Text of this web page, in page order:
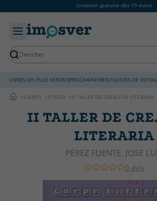
Livraison gratuite dès 19 euros
LIVRES LES PLUS VENDUSPROCHAINEMENTGUIDES DE
LIBROS POESIA II TALLER DE CREACIÓN LITERARIA
II TALLER DE
LITERARIA
PÉREZ FUENTE, JOSE
0 avis